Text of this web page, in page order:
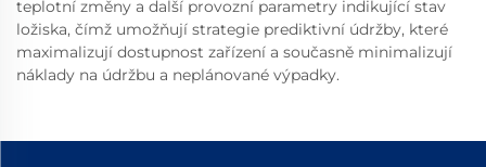
teplotní změny a další provozní parametry indikující stav
ložiska, čímž umožňují strategie prediktivní údržby, které
maximalizují dostupnost zařízení a současně minimalizují
náklady na údržbu a neplánované výpadky.